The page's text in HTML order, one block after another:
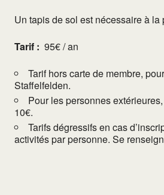
Un tapis de sol est nécessaire à la
Tarif : 95€ / an
Tarif hors carte de membre,
Staffelfelden.
Pour les personnes
10€.
Tarifs dégressifs en cas
activités par personne. Se